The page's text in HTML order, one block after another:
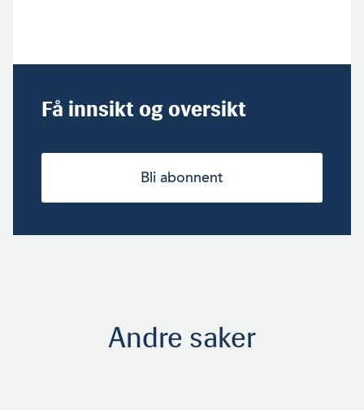
Få innsikt og oversikt
Bli abonnent
Andre saker